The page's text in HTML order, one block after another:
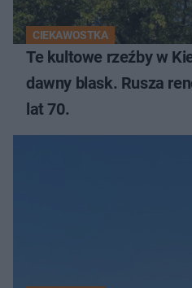
CIEKAWOSTKA
Te kultowe rzeźby w
dawny blask. Rusza
lat 70.